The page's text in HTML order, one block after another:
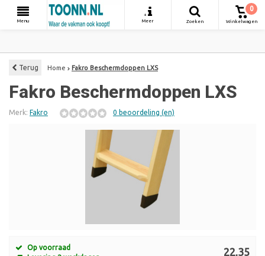
Menu
+
Meer
Zoeken
0
Winkelwagen
Terug Home Fakro Beschermdoppen LXS
Fakro Beschermdoppen LXS
Merk: Fakro 0 beoordeling (en)
Op voorraad
22,35